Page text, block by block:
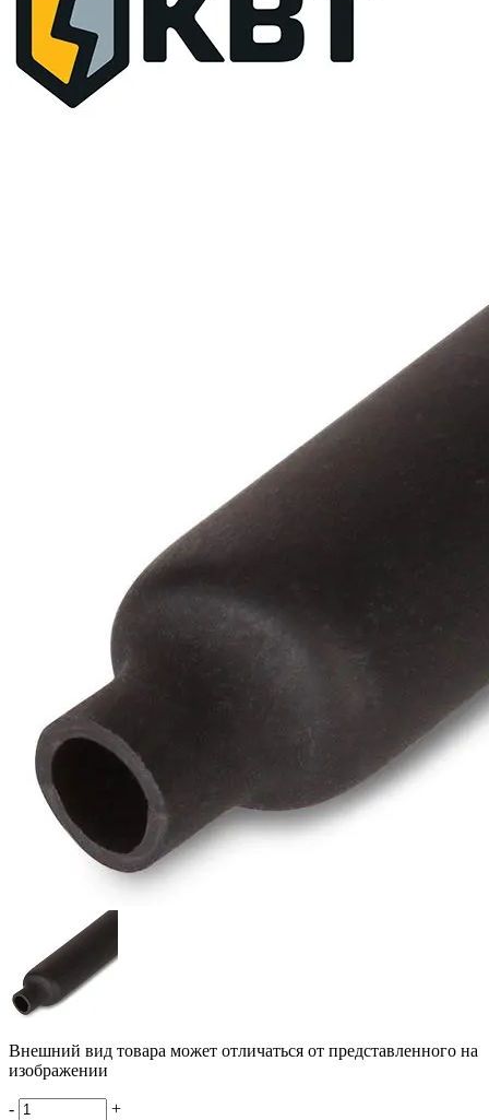
Внешний вид товара может отличаться от представленного на
изображении
- +